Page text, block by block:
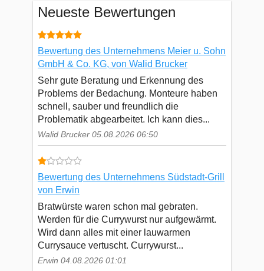
Neueste Bewertungen
Bewertung des Unternehmens Meier u. Sohn
GmbH & Co. KG, von Walid Brucker
Sehr gute Beratung und Erkennung des
Problems der Bedachung. Monteure haben
schnell, sauber und freundlich die
Problematik abgearbeitet. Ich kann dies...
Walid Brucker 05.08.2026 06:50
Bewertung des Unternehmens Südstadt-Grill
von Erwin
Bratwürste waren schon mal gebraten.
Werden für die Currywurst nur aufgewärmt.
Wird dann alles mit einer lauwarmen
Currysauce vertuscht. Currywurst...
Erwin 04.08.2026 01:01